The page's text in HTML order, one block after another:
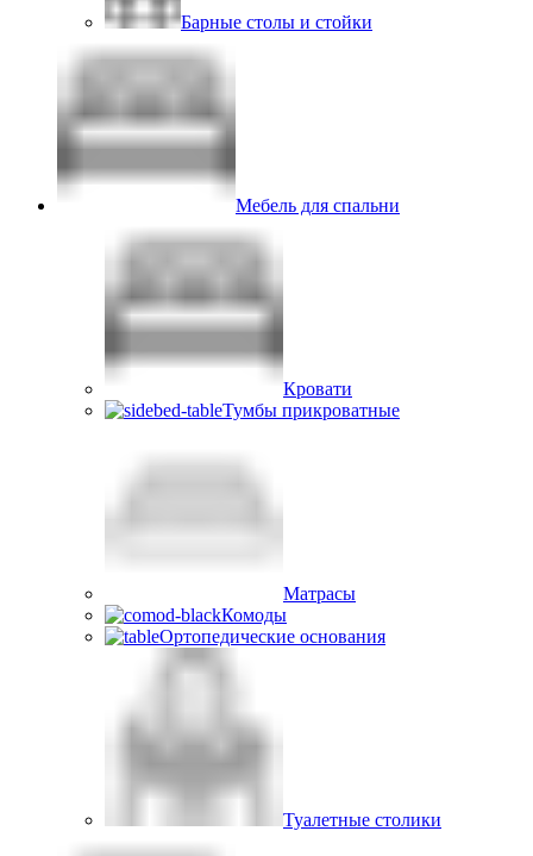
Барные столы и стойки
Мебель для спальни
Кровати
Тумбы прикроватные
Матрасы
Комоды
Ортопедические основания
Туалетные столики